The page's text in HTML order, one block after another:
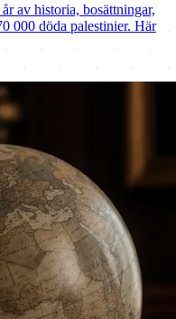
av historia, bosättningar,
000 döda palestinier. Här